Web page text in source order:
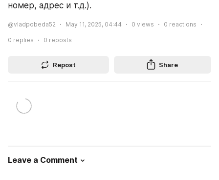
номер, адрес и т.д.).
@vladpobeda52 May 11, 2025, 04:44 0 views 0 reactions
0 replies 0 reposts
Repost Share
Leave a Comment